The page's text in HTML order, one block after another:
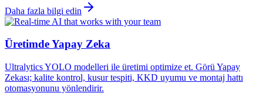
Daha fazla bilgi edin
Üretimde Yapay Zeka
Ultralytics YOLO modelleri ile üretimi optimize et. Görü Yapay
Zekası; kalite kontrol, kusur tespiti, KKD uyumu ve montaj hattı
otomasyonunu yönlendirir.